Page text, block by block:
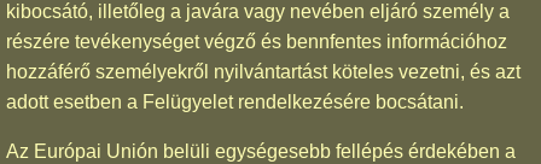
kibocsátó, illetőleg a javára vagy nevében eljáró személy a
részére tevékenységet végző és bennfentes információhoz
hozzáférő személyekről nyilvántartást köteles vezetni, és azt
adott esetben a Felügyelet rendelkezésére bocsátani.
Az Európai Unión belüli egységesebb fellépés érdekében a